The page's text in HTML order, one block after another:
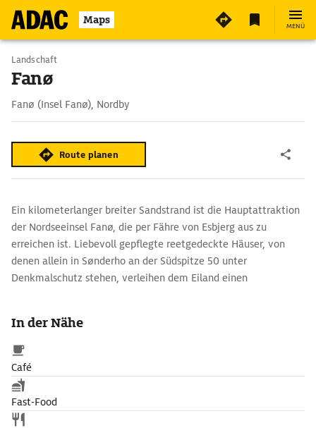
Maps MENÜ
Landschaft
Fanø
Fanø (Insel Fanø), Nordby
Route planen
Ein kilometerlanger breiter Sandstrand ist die Hauptattraktion
der Nordseeinsel Fanø, die per Fähre von Esbjerg aus zu
erreichen ist. Liebevoll gepflegte reetgedeckte Häuser, von
denen allein in Sønderho an der Südspitze 50 unter
Denkmalschutz stehen, verleihen dem Eiland einen
des Jachthafens Nordby mit Trachten, Schiffsmodellen und
kostbaren Fayencen.
In der Nähe
Café
Fast-Food